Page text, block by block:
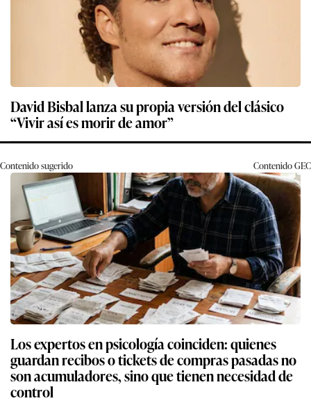
David Bisbal lanza su propia versión del clásico
“Vivir así es morir de amor”
Contenido sugerido ContenidoGEC
Los expertos en psicología coinciden: quienes
guardan recibos o tickets de compras pasadas no
son acumuladores, sino que tienen necesidad de
control